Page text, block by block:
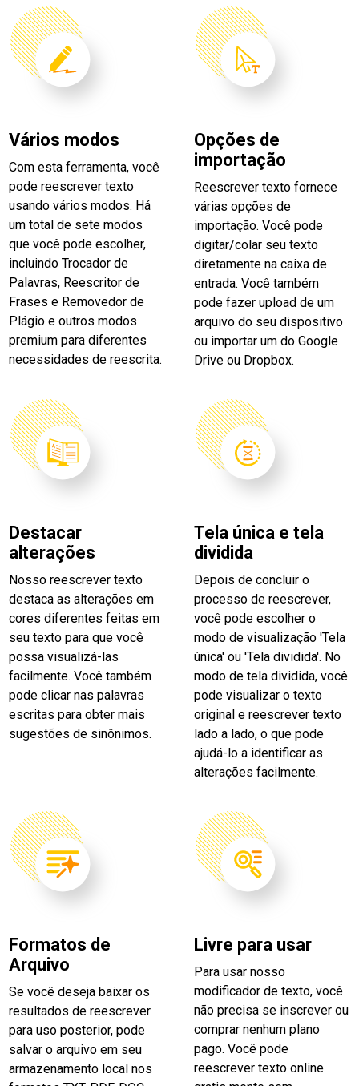
Vários modos
Com esta ferramenta, você
pode reescrever texto
usando vários modos. Há
um total de sete modos
que você pode escolher,
incluindo Trocador de
Palavras, Reescritor de
Frases e Removedor de
Plágio e outros modos
premium para diferentes
necessidades de reescrita.
Opções de
importação
Reescrever texto fornece
várias opções de
importação. Você pode
digitar/colar seu texto
diretamente na caixa de
entrada. Você também
pode fazer upload de um
arquivo do seu dispositivo
ou importar um do Google
Drive ou Dropbox.
Destacar
alterações
Nosso reescrever texto
destaca as alterações em
cores diferentes feitas em
seu texto para que você
possa visualizá-las
facilmente. Você também
pode clicar nas palavras
escritas para obter mais
sugestões de sinônimos.
Tela única e tela
dividida
Depois de concluir o
processo de reescrever,
você pode escolher o
modo de visualização 'Tela
única' ou 'Tela dividida'. No
modo de tela dividida, você
pode visualizar o texto
original e reescrever texto
lado a lado, o que pode
ajudá-lo a identificar as
alterações facilmente.
Formatos de
Arquivo
Se você deseja baixar os
resultados de reescrever
para uso posterior, pode
salvar o arquivo em seu
armazenamento local nos
Livre para usar
Para usar nosso
modificador de texto, você
não precisa se inscrever ou
comprar nenhum plano
pago. Você pode
reescrever texto online